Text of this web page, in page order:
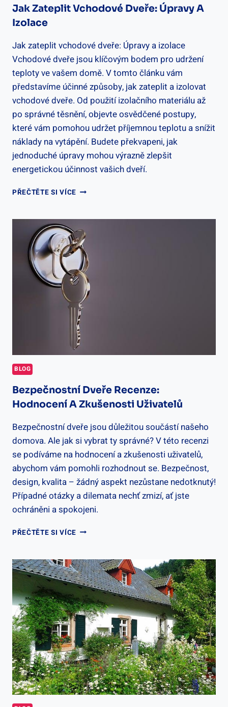
Jak Zateplit Vchodové Dveře: Úpravy A
Izolace
Jak zateplit vchodové dveře: Úpravy a izolace
Vchodové dveře jsou klíčovým bodem pro udržení
teploty ve vašem domě. V tomto článku vám
představíme účinné způsoby, jak zateplit a izolovat
vchodové dveře. Od použití izolačního materiálu až
po správné těsnění, objevte osvědčené postupy,
které vám pomohou udržet příjemnou teplotu a snížit
náklady na vytápění. Budete překvapeni, jak
jednoduché úpravy mohou výrazně zlepšit
energetickou účinnost vašich dveří.
PŘEČTĚTE SI VÍCEJAK
DVEŘE:
ÚPRAVY
A
IZOLACE
BLOG
Bezpečnostní Dveře Recenze:
Hodnocení A Zkušenosti Uživatelů
Bezpečnostní dveře jsou důležitou součástí našeho
domova. Ale jak si vybrat ty správné? V této recenzi
se podíváme na hodnocení a zkušenosti uživatelů,
abychom vám pomohli rozhodnout se. Bezpečnost,
design, kvalita – žádný aspekt nezůstane nedotknutý!
Případné otázky a dilemata nechť zmizí, ať jste
ochráněni a spokojeni.
PŘEČTĚTE SI VÍCEBEZPEČNOSTNÍ
HODNOCENÍ
A
ZKUŠENOSTI
UŽIVATELŮ